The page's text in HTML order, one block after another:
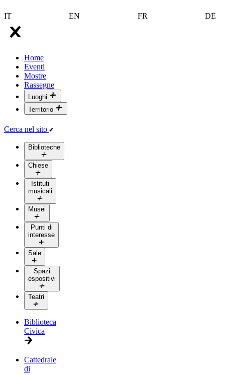
IT EN FR DE
Home
Eventi
Mostre
Rassegne
Luoghi
Territorio
Cerca nel sito
Biblioteche
Chiese
Istituti
musicali
Musei
Punti di
interesse
Sale
Spazi
espositivi
Teatri
Biblioteca
Civica
Cattedrale
di